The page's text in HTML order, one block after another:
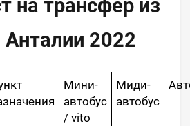
на трансфер из
Анталии 2022
Мини-
автобус
/ vito
Миди-
автобус